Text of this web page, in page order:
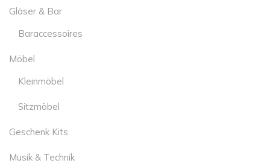
Gläser & Bar
Baraccessoires
Möbel
Kleinmöbel
Sitzmöbel
Geschenk Kits
Musik & Technik